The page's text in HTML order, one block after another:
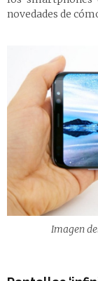
novedades de
Imagen